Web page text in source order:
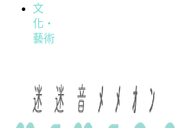
文
化・
藝術